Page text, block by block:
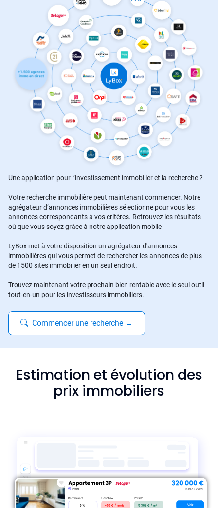
Une application pour l’investissement immobilier et la recherche ?
Votre recherche immobilière peut maintenant commencer. Notre
agrégateur d’annonces immobilières sélectionne pour vous les
annonces correspondants à vos critères. Retrouvez les résultats
où que vous soyez grâce à notre application mobile
LyBox met à votre disposition un agrégateur d'annonces
immobilières qui vous permet de rechercher les annonces de plus
de 1500 sites immobilier en un seul endroit.
Trouvez maintenant votre prochain bien rentable avec le seul outil
tout-en-un pour les investisseurs immobiliers.
Commencer une recherche →
Estimation et évolution des
prix immobiliers